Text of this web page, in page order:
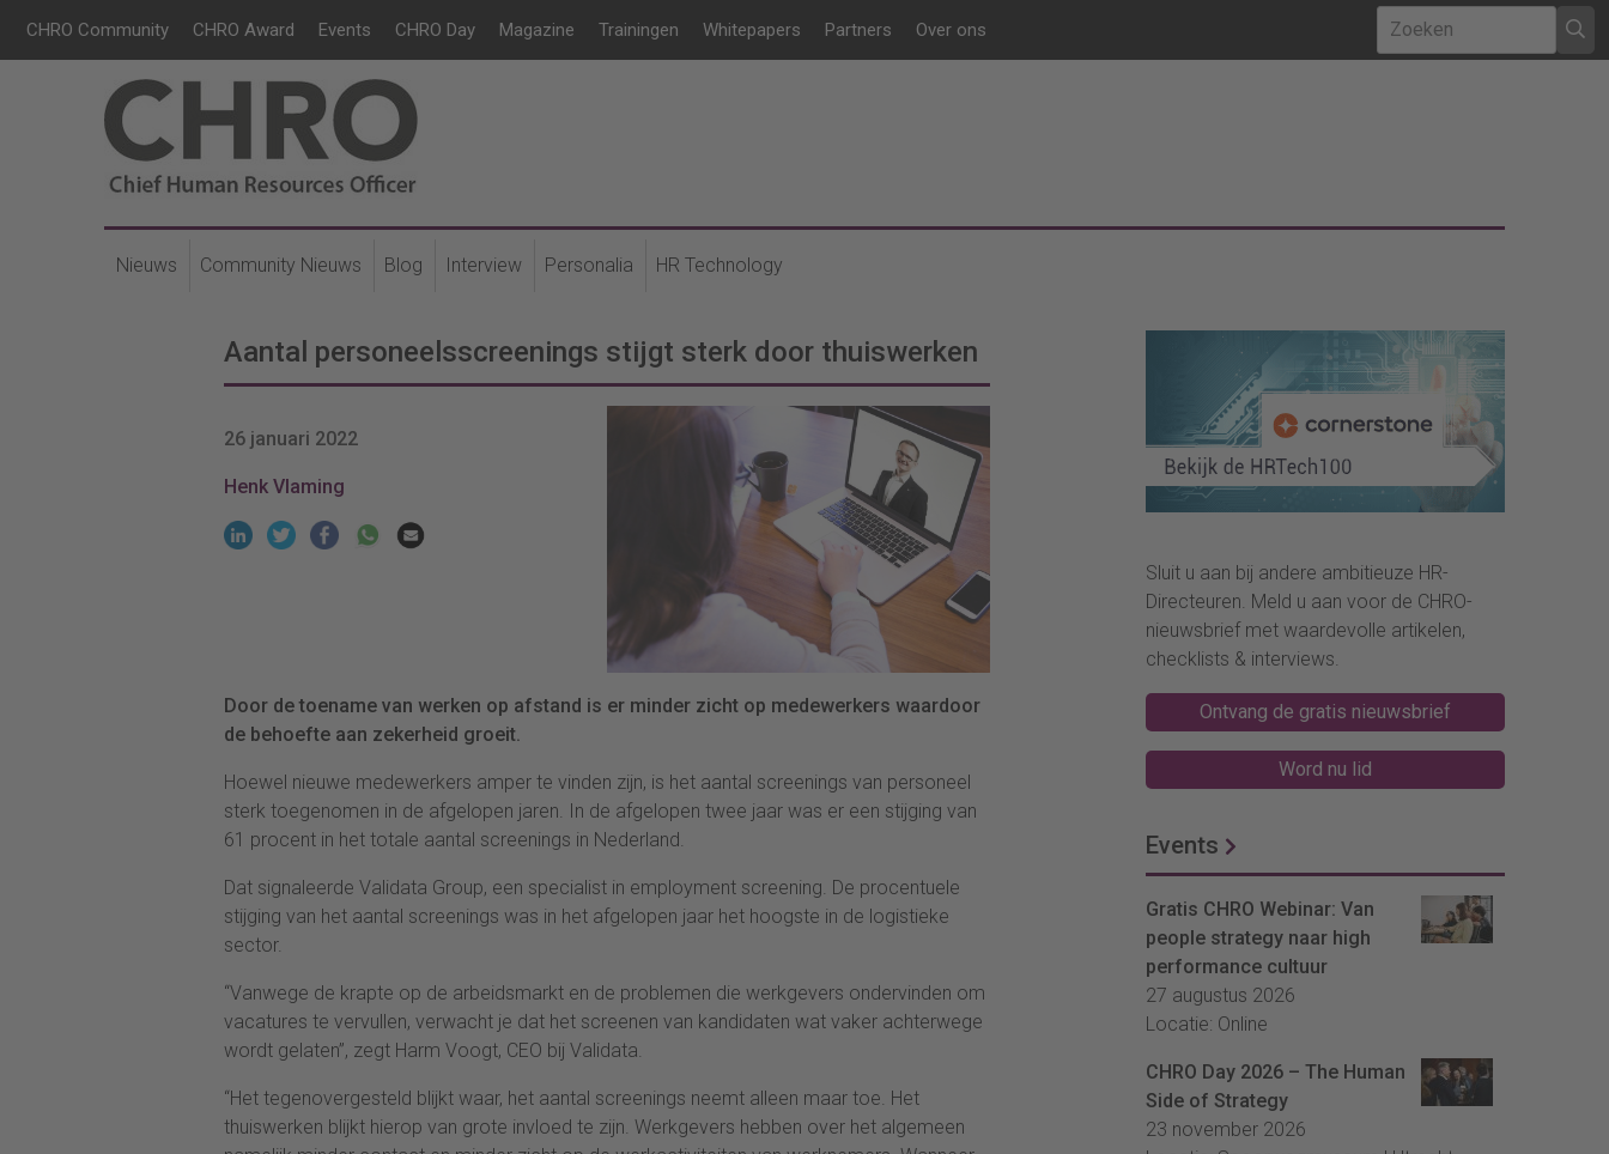
CHRO Community CHRO Award Events CHRO Day Magazine Trainingen Whitepapers Partners Over ons
Nieuws Community Nieuws Blog Interview Personalia HR Technology
Aantal personeelsscreenings stijgt sterk door thuiswerken
26 januari 2022
Henk Vlaming
Door de toename van werken op afstand is er minder zicht op medewerkers waardoor
de behoefte aan zekerheid groeit.
Hoewel nieuwe medewerkers amper te vinden zijn, is het aantal screenings van personeel
sterk toegenomen in de afgelopen jaren. In de afgelopen twee jaar was er een stijging van
61 procent in het totale aantal screenings in Nederland.
Dat signaleerde Validata Group, een specialist in employment screening. De procentuele
stijging van het aantal screenings was in het afgelopen jaar het hoogste in de logistieke
sector.
“Vanwege de krapte op de arbeidsmarkt en de problemen die werkgevers ondervinden om
vacatures te vervullen, verwacht je dat het screenen van kandidaten wat vaker achterwege
wordt gelaten”, zegt Harm Voogt, CEO bij Validata.
“Het tegenovergesteld blijkt waar, het aantal screenings neemt alleen maar toe. Het
thuiswerken blijkt hierop van grote invloed te zijn. Werkgevers hebben over het algemeen
Sluit u aan bij andere ambitieuze HR-
Directeuren. Meld u aan voor de CHRO-
nieuwsbrief met waardevolle artikelen,
checklists & interviews.
Ontvang de gratis nieuwsbrief
Word nu lid
Events
Gratis CHRO Webinar: Van
people strategy naar high
performance cultuur
27 augustus 2026
Locatie: Online
CHRO Day 2026 – The Human
Side of Strategy
23 november 2026